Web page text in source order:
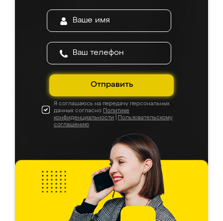
Отправить
Я соглашаюсь на передачу персональных
данных согласно Политике
конфиденциальности
Пользовательскому
соглашению